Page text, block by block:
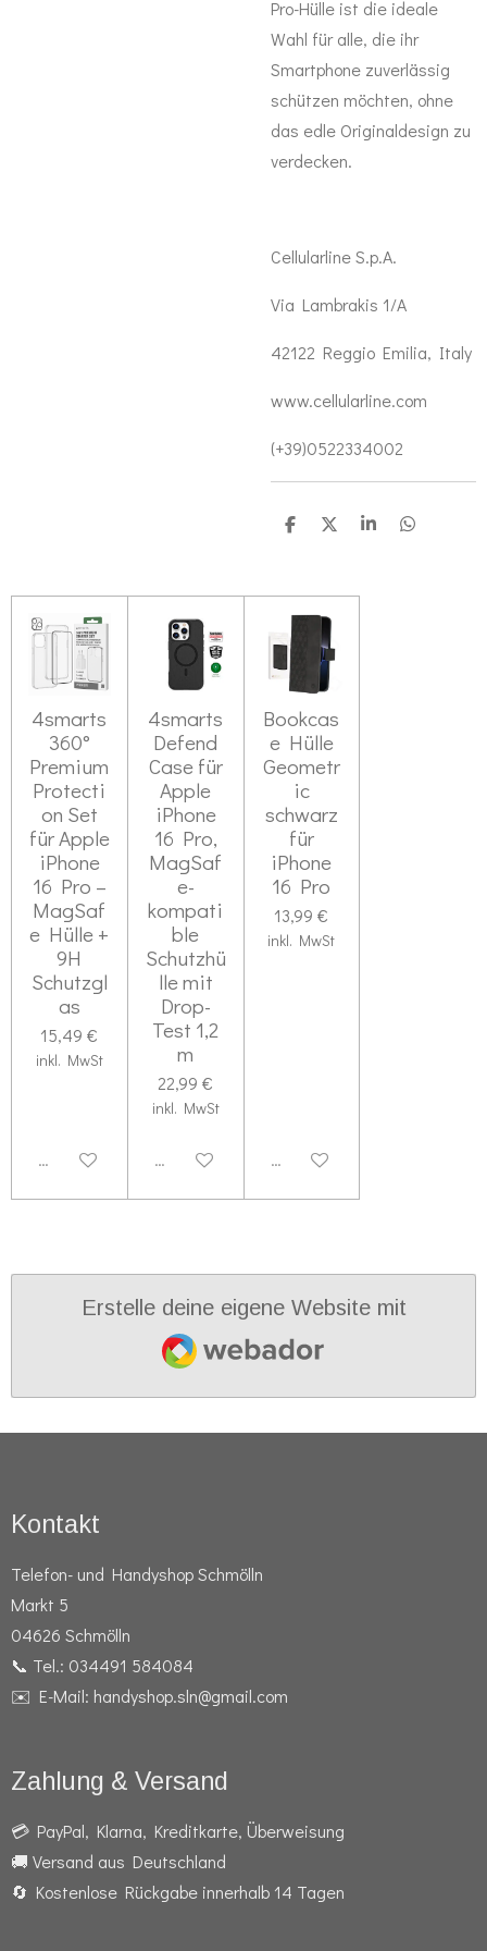
Pro-Hülle ist die ideale
Wahl für alle, die ihr
Smartphone zuverlässig
schützen möchten, ohne
das edle Originaldesign zu
verdecken.
Cellularline S.p.A.
Via Lambrakis 1/A
42122 Reggio Emilia, Italy
www.cellularline.com
(+39)0522334002
T
e
n
T
e
n
T
T
4smarts
360°
Premium
Protecti
on Set
für Apple
iPhone
16 Pro –
MagSaf
e Hülle +
9H
Schutzgl
as
15,49 €
inkl. MwSt
Deaktiviert
4smarts
Defend
Case für
Apple
iPhone
16 Pro,
MagSaf
e-
kompati
ble
Schutzhü
lle mit
Drop-
Test 1,2
m
22,99 €
inkl. MwSt
Deaktiviert
Bookcas
e Hülle
Geometr
ic
schwarz
für
iPhone
16 Pro
13,99 €
inkl. MwSt
Deaktiviert
Erstelle deine eigene Website mit
Webador
Kontakt
Telefon- und Handyshop Schmölln
Markt 5
04626 Schmölln
📞 Tel.: 034491 584084
✉️ E-Mail: handyshop.sln@gmail.com
Zahlung & Versand
💳 PayPal, Klarna, Kreditkarte, Überweisung
🚚 Versand aus Deutschland
🔄 Kostenlose Rückgabe innerhalb 14 Tagen